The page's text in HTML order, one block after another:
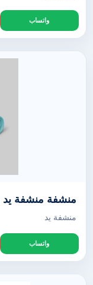
واتساب
منشفة منشفة يد
منشفة يد
واتساب